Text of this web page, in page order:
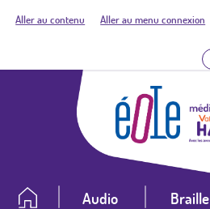
Aller au contenu Aller au menu connexion
Audio Braille